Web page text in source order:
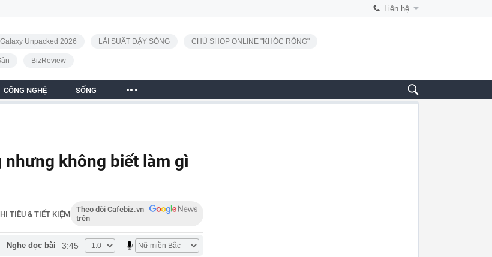
Liên hệ
Unpacked 2026 LÃI SUẤT DẬY SÓNG CHỦ SHOP ONLINE "KHÓC RÒNG"
BizReview
CÔNG NGHỆ SỐNG
không biết làm gì
TIÊU & TIẾT KIỆM
Theo dõi Cafebiz.vn
trên
Nghe đọc bài 3:45